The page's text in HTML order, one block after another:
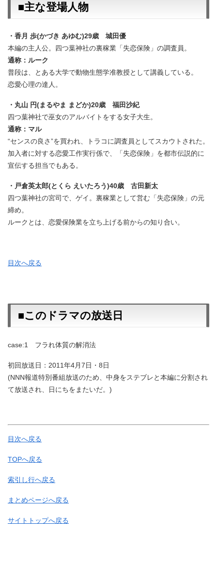
■主な登場人物
・香月 歩(かづき あゆむ)29歳 城田優
本編の主人公。四つ葉神社の裏稼業「失恋保険」の調査員。
通称：ルーク
普段は、とある大学で動物生態学准教授として講義している。
恋愛心理の達人。
・丸山 円(まるやま まどか)20歳 福田沙紀
四つ葉神社で巫女のアルバイトをする女子大生。
通称：マル
“センスの良さ”を買われ、トラコに調査員としてスカウトされた。
加入者に対する恋愛工作実行係で、「失恋保険」を都市伝説的に
宣伝する担当でもある。
・戸倉英太郎(とくら えいたろう)40歳 古田新太
四つ葉神社の宮司で、ゲイ。裏稼業として営む「失恋保険」の元
締め。
ルークとは、恋愛保険業を立ち上げる前からの知り合い。
目次へ戻る
■このドラマの放送日
case:1 フラれ体質の解消法
初回放送日：2011年4月7日・8日
(NNN報道特別番組放送のため、中身をステブレと本編に分割され
て放送され、日にちをまたいだ。)
目次へ戻る
TOPへ戻る
索引し行へ戻る
まとめページへ戻る
サイトトップへ戻る